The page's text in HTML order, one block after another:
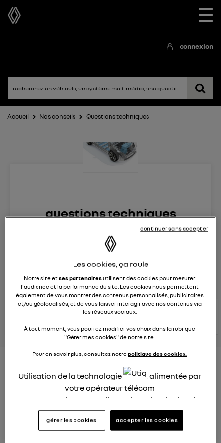
☰
connexion
Accueil Nos conseils Questions techniques
questions techniques
29 mars 2024
Véhicules
posez une question
consultez les
conseils
Consommation Hybride
rechargeable
Elsa32
Les cookies, ça roule
Notre site etses partenairesutilisent des cookies pour mesurer
l'audience et la performance du site. Les cookies nous permettent
également de vous montrer des contenus personnalisés, publicitaires
et/ou géolocalisés, et de vous laisser interagir avec nos contenus via
les réseaux sociaux.
À tout moment, vous pourrez modifier vos choix dans la rubrique
"Gérer mes cookies" de notre site.
Pour en savoir plus, consultez notrepolitique des cookies.
Utilisation de la technologie
, alimentée par
votre opérateur télécom
Nous, Renault Group, utilisons la technologie Utiq
pour nos activités digitales (telles que décrites
dans cette notice de consentement) et liées à
gérer les cookies accepter les cookies
continuer sans accepter